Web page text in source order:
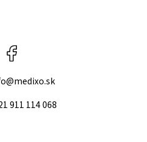
@medixo.sk
911 114 068